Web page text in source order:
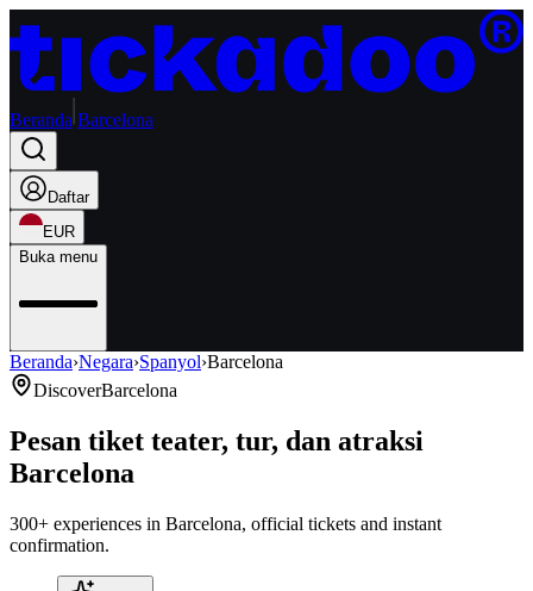
Beranda Barcelona
Daftar
EUR
Buka menu
Beranda›Negara›Spanyol›Barcelona
DiscoverBarcelona
Pesan tiket teater, tur, dan atraksi
Barcelona
300+ experiences in Barcelona, official tickets and instant
confirmation.